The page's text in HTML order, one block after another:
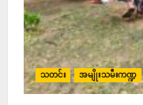
သတင်း အမျိုးသမီးကဏ္ဍ